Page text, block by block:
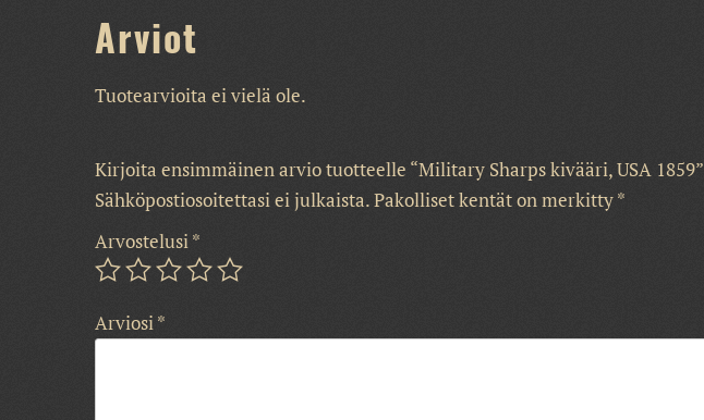
Arviot
Tuotearvioita ei vielä ole.
Kirjoita ensimmäinen arvio tuotteelle “Military Sharps kivääri, USA 1859”
Sähköpostiosoitettasi ei julkaista.Pakolliset kentät on merkitty*
Arvostelusi*
Arviosi*